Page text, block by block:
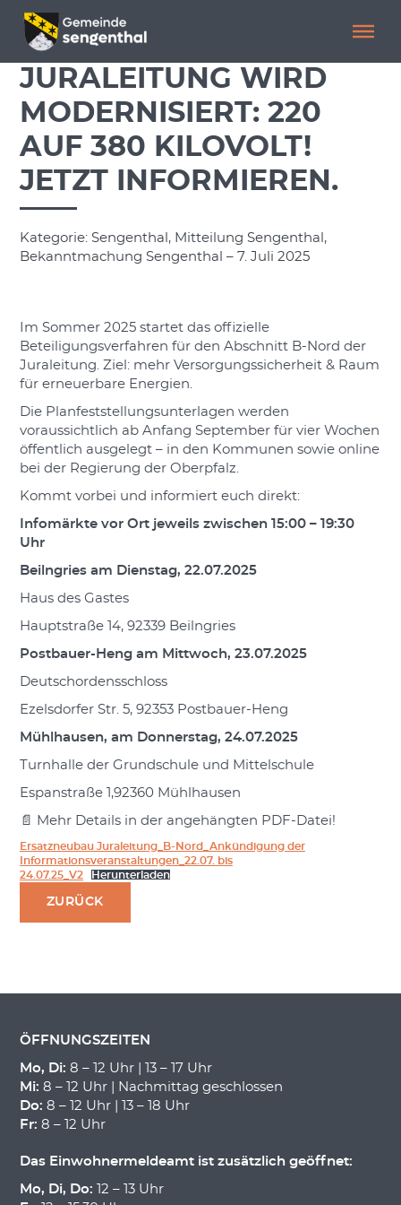
Menü überspringen
Menü überspringen
JURALEITUNG WIRD
MODERNISIERT: 220
AUF 380 KILOVOLT!
JETZT INFORMIEREN.
Kategorie: Sengenthal, Mitteilung Sengenthal,
Bekanntmachung Sengenthal – 7. Juli 2025
Im Sommer 2025 startet das offizielle
Beteiligungsverfahren für den Abschnitt B-Nord der
Juraleitung. Ziel: mehr Versorgungssicherheit & Raum
für erneuerbare Energien.
Die Planfeststellungsunterlagen werden
voraussichtlich ab Anfang September für vier Wochen
öffentlich ausgelegt – in den Kommunen sowie online
bei der Regierung der Oberpfalz.
Kommt vorbei und informiert euch direkt:
Infomärkte vor Ort jeweils zwischen 15:00 – 19:30
Uhr
Beilngries am Dienstag, 22.07.2025
Haus des Gastes
Hauptstraße 14, 92339 Beilngries
Postbauer-Heng am Mittwoch, 23.07.2025
Deutschordensschloss
Ezelsdorfer Str. 5, 92353 Postbauer-Heng
Mühlhausen, am Donnerstag, 24.07.2025
Turnhalle der Grundschule und Mittelschule
Espanstraße 1,92360 Mühlhausen
📄 Mehr Details in der angehängten PDF-Datei!
Ersatzneubau Juraleitung_B-Nord_Ankündigung der
Informationsveranstaltungen_22.07. bis
24.07.25_V2
Herunterladen
ZURÜCK
ÖFFNUNGSZEITEN
Mo, Di: 8 – 12 Uhr | 13 – 17 Uhr
Mi: 8 – 12 Uhr | Nachmittag geschlossen
Do: 8 – 12 Uhr | 13 – 18 Uhr
Fr: 8 – 12 Uhr
Das Einwohnermeldeamt ist zusätzlich geöffnet:
Mo, Di, Do: 12 – 13 Uhr